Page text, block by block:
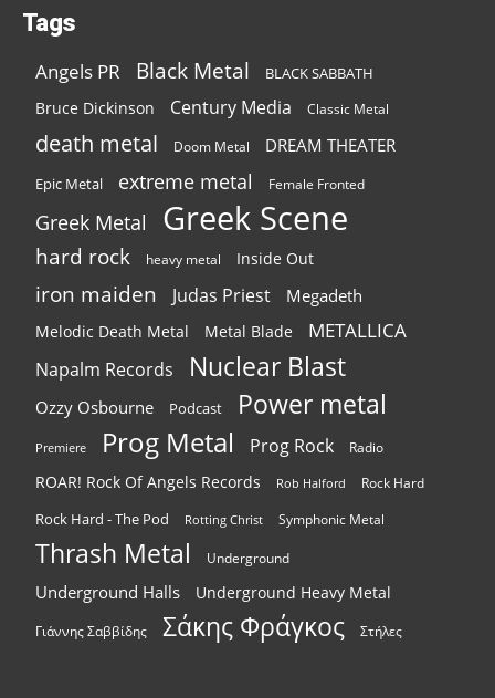
Tags
Angels PR Black Metal BLACK SABBATH
Bruce Dickinson Century Media Classic Metal
death metal Doom Metal DREAM THEATER
Epic Metal extreme metal Female Fronted
Greek Metal Greek Scene
hard rock heavy metal Inside Out
iron maiden Judas Priest Megadeth
Melodic Death Metal Metal Blade METALLICA
Napalm Records Nuclear Blast
Ozzy Osbourne Podcast Power metal
Premiere Prog Metal Prog Rock Radio
ROAR! Rock Of Angels Records Rob Halford Rock Hard
Rock Hard - The Pod Rotting Christ Symphonic Metal
Thrash Metal Underground
Underground Halls Underground Heavy Metal
Γιάννης Σαββίδης Σάκης Φράγκος Στήλες